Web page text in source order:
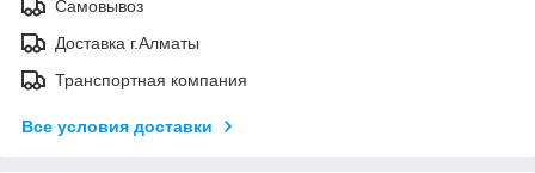
Самовывоз
Доставка г.Алматы
Транспортная компания
Все условия доставки